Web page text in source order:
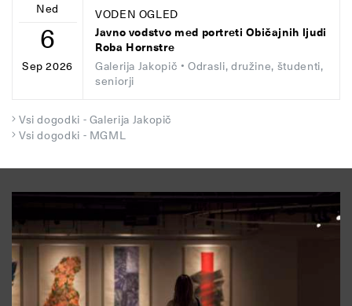
Ned
6
Sep 2026
VODEN OGLED
Javno vodstvo med portreti Običajnih ljudi
Roba Hornstre
Galerija Jakopič • Odrasli, družine, študenti,
seniorji
Vsi dogodki - Galerija Jakopič
Vsi dogodki - MGML